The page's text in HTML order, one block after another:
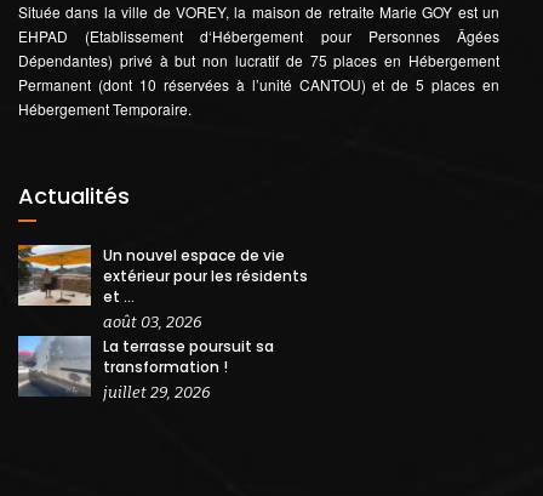
Située dans la ville de VOREY, la maison de retraite Marie GOY est un
EHPAD (Etablissement d‘Hébergement pour Personnes Âgées
Dépendantes) privé à but non lucratif de 75 places en Hébergement
Permanent (dont 10 réservées à l’unité CANTOU) et de 5 places en
Hébergement Temporaire.
Actualités
Un nouvel espace de vie
extérieur pour les résidents
et ...
août 03, 2026
La terrasse poursuit sa
transformation !
juillet 29, 2026